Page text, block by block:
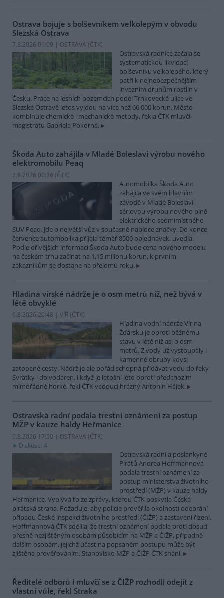
Ostrava bojuje s bolševníkem velkolepým v obvodu
Slezská Ostrava
7.8.2026 01:09 | OSTRAVA (ČTK)
Ostravská radnice začala se
systematickou likvidací
bolševníku velkolepého, který
patří k nejnebezpečnějším
invazním druhům rostlin v
Česku. Práce na lesních pozemcích podél Trnkovecké ulice ve
Slezské Ostravě letos vyjdou na více než 66 000 korun. Město
kombinuje chemické i mechanické metody, řekla ČTK mluvčí
magistrátu Gabriela Pokorná.
Škoda Auto zahájila v Mladé Boleslavi výrobu nového
elektromobilu Peaq
7.8.2026 00:36 (ČTK)
Automobilka Škoda Auto
zahájila ve svém hlavním
závodě v Mladé Boleslavi
sériovou výrobu nového plně
elektrického sedmimístného
SUV Peaq. Jde o největší vůz v současné nabídce značky. Do konce
července automobilka přijala téměř 8500 objednávek, uvedla.
Podle dřívějších informací Škoda Auto bude cena nového modelu
na českém trhu začínat na 1,15 milionu korun, k prvním
zákazníkům se dostane na přelomu roku.
Hladina vírské nádrže je o osm metrů níž, než bývá v
létě obvyklé
6.8.2026 20:48 | VÍR (ČTK)
Hladina vodní nádrže Vír na
Žďársku je oproti běžnému
stavu v létě níž asi o osm
metrů. Z vody už vystoupaly i
kamenné obruby kdysi
zatopené cesty. Nádrž je ale pořád schopná přidávat vodu do řeky
Svratky i do vodáren, i když je letošní léto oproti předchozím
mimořádně horké, řekl ČTK vedoucí hrázný Antonín Hájek.
Ostravská radní podala trestní oznámení za postup
MŽP v kauze haldy Heřmanice
6.8.2026 17:50 | OSTRAVA (ČTK)
Diskuse: 4
Ostravská radní a poslankyně
Pirátů Andrea Hoffmannová
podala trestní oznámení za
postup ministerstva životního
prostředí (MŽP) v kauze haldy
Heřmanice. Vyplývá to ze zprávy, kterou ČTK poskytla Česká
pirátská strana. Požaduje, aby policie prověřila okolnosti odebrání
případu České inspekci životního prostředí (ČIŽP) a zastavení řízení.
Hoffmannová ČTK sdělila, že trestní oznámení podala proti dosud
přesně nezjištěným osobám působícím na MŽP a ČIŽP, případně
dalším osobám, jejichž účast na popsaném postupu může být
zjištěna prověřováním. Stanovisko MŽP a ČIŽP ČTK shání.
Ředitelé odborů i mluvčí se z ČIŽP rozhodli odejít z
vlastní vůle, řekl Straka